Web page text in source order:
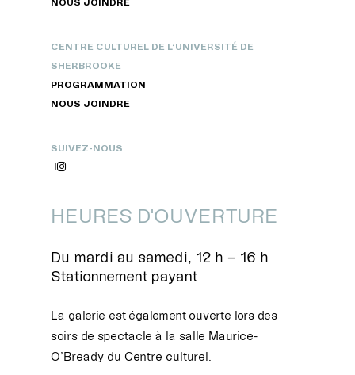
NOUS JOINDRE
CENTRE CULTUREL DE L’UNIVERSITÉ DE
SHERBROOKE
PROGRAMMATION
NOUS JOINDRE
SUIVEZ-NOUS

HEURES D'OUVERTURE
Du mardi au samedi, 12 h – 16 h
Stationnement payant
La galerie est également ouverte lors des
soirs de spectacle à la salle Maurice-
O’Bready du Centre culturel.